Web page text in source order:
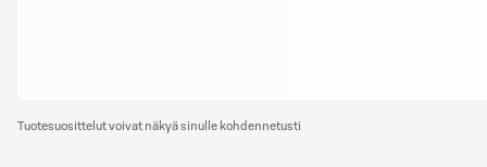
Tuotesuosittelut voivat näkyä sinulle kohdennetusti